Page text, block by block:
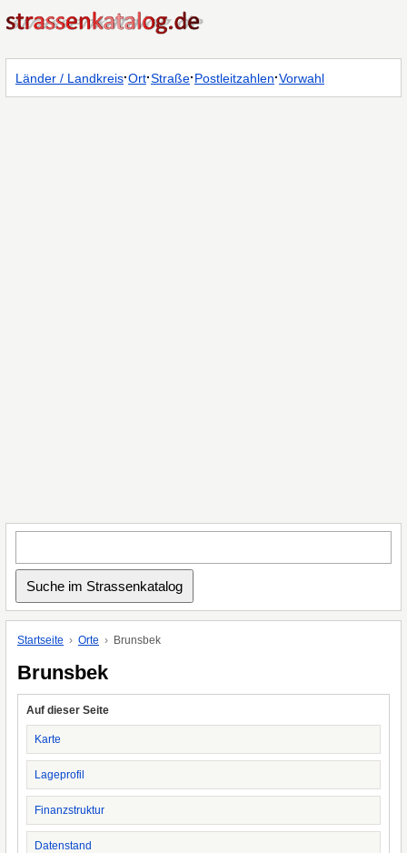
Länder / Landkreis·Ort·Straße·Postleitzahlen·Vorwahl
Startseite Orte Brunsbek
Brunsbek
Auf dieser Seite
Karte
Lageprofil
Finanzstruktur
Datenstand